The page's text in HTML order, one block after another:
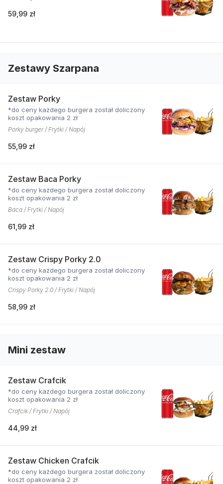
59,99 zł
Zestawy Szarpana
Zestaw Porky
*do ceny każdego burgera został doliczony
koszt opakowania 2 zł
Porky burger / Frytki / Napój
55,99 zł
Zestaw Baca Porky
*do ceny każdego burgera został doliczony
koszt opakowania 2 zł
Baca / Frytki / Napój
61,99 zł
Zestaw Crispy Porky 2.0
*do ceny każdego burgera został doliczony
koszt opakowania 2 zł
Crispy Porky 2.0 / Frytki / Napój
58,99 zł
Mini zestaw
Zestaw Crafcik
*do ceny każdego burgera został doliczony
koszt opakowania 2 zł
Crafcik / Frytki / Napój
44,99 zł
Zestaw Chicken Crafcik
*do ceny każdego burgera został doliczony
koszt opakowania 2 zł